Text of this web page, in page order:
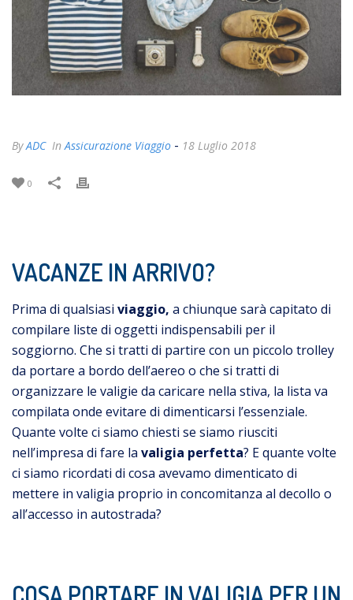
ByADC In Assicurazione Viaggio - 18 Luglio 2018
0
VACANZE IN ARRIVO?
Prima di qualsiasi viaggio, a chiunque sarà capitato di
compilare liste di oggetti indispensabili per il
soggiorno. Che si tratti di partire con un piccolo trolley
da portare a bordo dell’aereo o che si tratti di
organizzare le valigie da caricare nella stiva, la lista va
compilata onde evitare di dimenticarsi l’essenziale.
Quante volte ci siamo chiesti se siamo riusciti
nell’impresa di fare la valigia perfetta? E quante volte
ci siamo ricordati di cosa avevamo dimenticato di
mettere in valigia proprio in concomitanza al decollo o
all’accesso in autostrada?